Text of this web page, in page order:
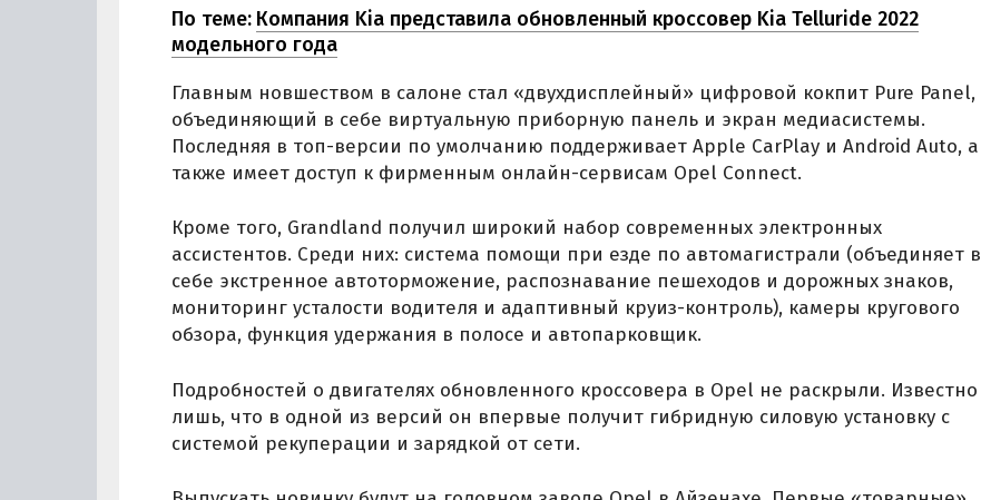
По теме: Компания Kia представила обновленный кроссовер Kia Telluride 2022
модельного года
Главным новшеством в салоне стал «двухдисплейный» цифровой кокпит Pure Panel,
объединяющий в себе виртуальную приборную панель и экран медиасистемы.
Последняя в топ-версии по умолчанию поддерживает Apple CarPlay и Android Auto, а
также имеет доступ к фирменным онлайн-сервисам Opel Connect.
Кроме того, Grandland получил широкий набор современных электронных
ассистентов. Среди них: система помощи при езде по автомагистрали (объединяет в
себе экстренное автоторможение, распознавание пешеходов и дорожных знаков,
мониторинг усталости водителя и адаптивный круиз-контроль), камеры кругового
обзора, функция удержания в полосе и автопарковщик.
Подробностей о двигателях обновленного кроссовера в Opel не раскрыли. Известно
лишь, что в одной из версий он впервые получит гибридную силовую установку с
системой рекуперации и зарядкой от сети.